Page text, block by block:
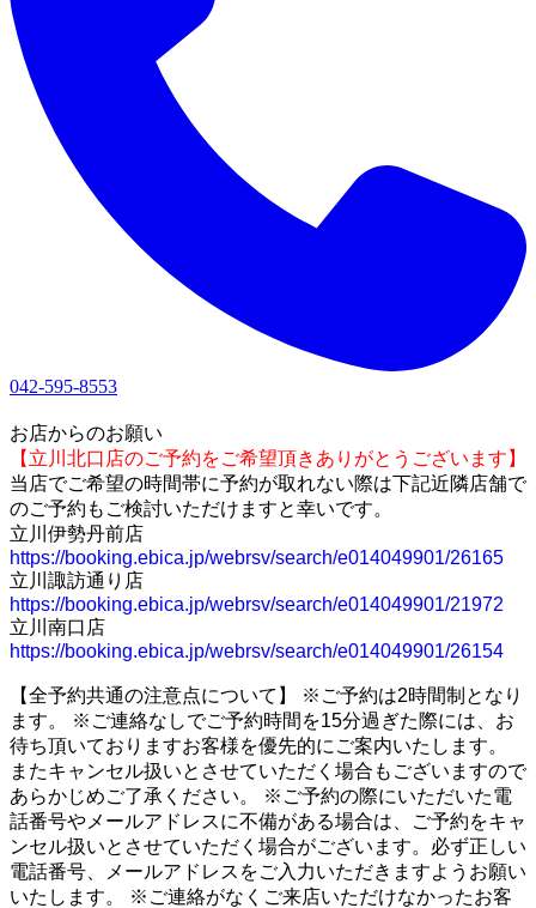
042-595-8553
お店からのお願い
【立川北口店のご予約をご希望頂きありがとうございます】
当店でご希望の時間帯に予約が取れない際は下記近隣店舗で
のご予約もご検討いただけますと幸いです。
立川伊勢丹前店
https://booking.ebica.jp/webrsv/search/e014049901/26165
立川諏訪通り店
https://booking.ebica.jp/webrsv/search/e014049901/21972
立川南口店
https://booking.ebica.jp/webrsv/search/e014049901/26154
【全予約共通の注意点について】 ※ご予約は2時間制となり
ます。 ※ご連絡なしでご予約時間を15分過ぎた際には、お
待ち頂いておりますお客様を優先的にご案内いたします。
またキャンセル扱いとさせていただく場合もございますので
あらかじめご了承ください。 ※ご予約の際にいただいた電
話番号やメールアドレスに不備がある場合は、ご予約をキャ
ンセル扱いとさせていただく場合がございます。必ず正しい
電話番号、メールアドレスをご入力いただきますようお願い
いたします。 ※ご連絡がなくご来店いただけなかったお客